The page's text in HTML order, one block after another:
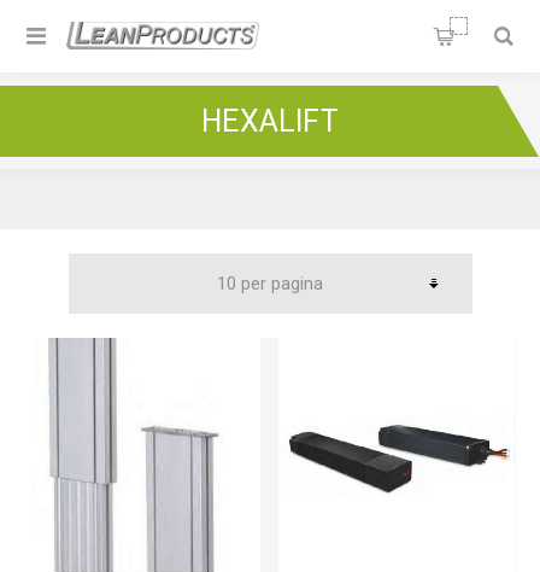
Soluzioni per la Lean
HEXALIFT